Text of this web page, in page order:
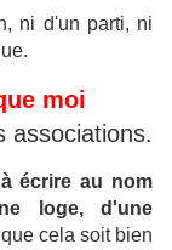
ni d'un parti, ni
moi
associations.
écrire au nom
loge, d'une
cela soit bien